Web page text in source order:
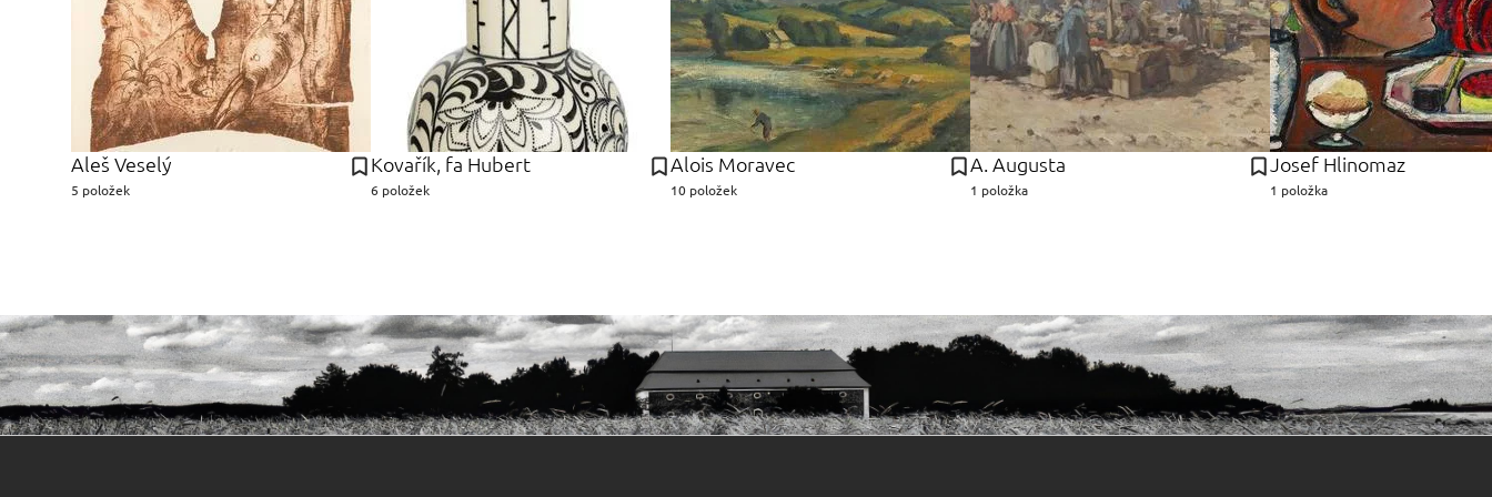
Aleš Veselý
5 položek
Kovařík, fa Hubert
6 položek
Alois Moravec
10 položek
A. Augusta
1 položka
Josef Hlinomaz
1 položka